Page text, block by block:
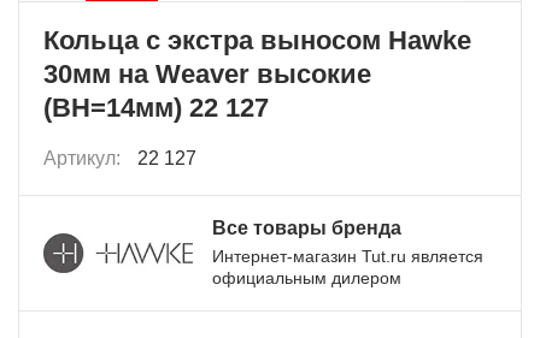
Кольца с экстра выносом Hawke
30мм на Weaver высокие
(BH=14мм) 22 127
Артикул: 22 127
Все товары бренда
Интернет-магазин Tut.ru является
официальным дилером